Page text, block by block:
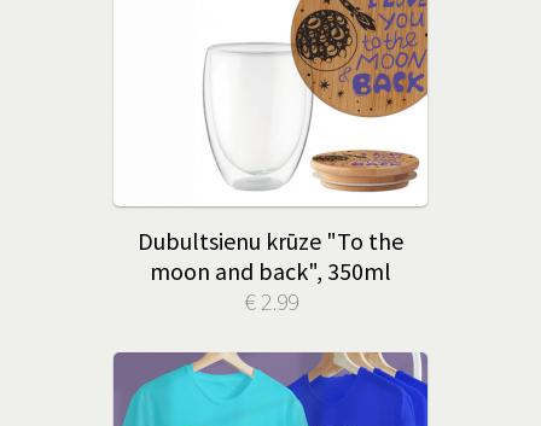
Dubultsienu krūze "To the
moon and back", 350ml
€ 2.99